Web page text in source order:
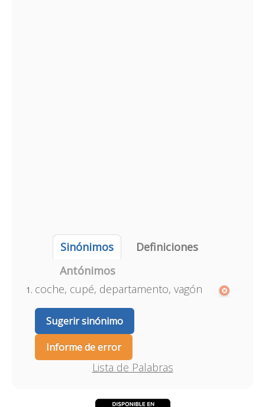
Sinónimos
Definiciones
Antónimos
coche, cupé, departamento, vagón
Sugerir sinónimo
Informe de error
Lista de Palabras